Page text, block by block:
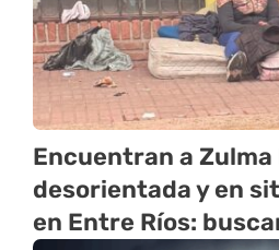
Encuentran a
desorientada y en
en Entre Ríos: